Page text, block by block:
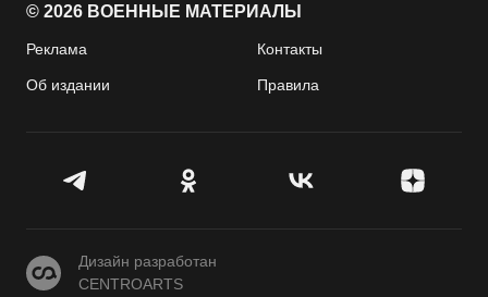
© 2026 ВОЕННЫЕ МАТЕРИАЛЫ
Реклама Контакты
Об издании Правила
CENTROARTS